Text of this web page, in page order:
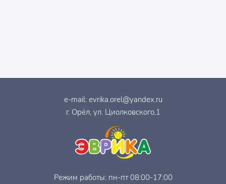
e-mail: evrika.orel@yandex.ru
г. Орёл, ул. Циолковского,1
Режим работы: пн-пт 08:00-17:00